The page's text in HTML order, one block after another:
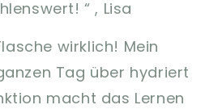
“ , Lisa
wirklich! Mein
Tag über hydriert
macht das Lernen